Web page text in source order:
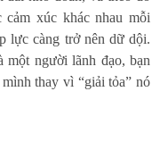
cảm xúc khác nhau mỗi
lực càng trở nên dữ dội.
một người lãnh đạo, bạn
thay vì “giải tỏa” nó